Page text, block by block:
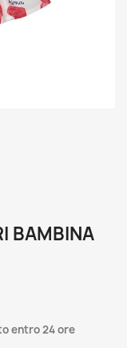
BAMBINA
entro 24 ore